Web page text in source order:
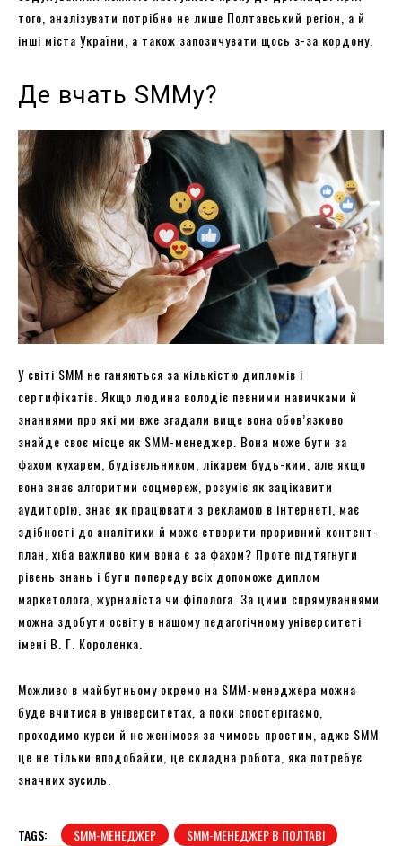
того, аналізувати потрібно не лише Полтавський регіон, а й
інші міста України, а також запозичувати щось з-за кордону.
Де вчать SMMу?
У світі SMM не ганяються за кількістю дипломів і
сертифікатів. Якщо людина володіє певними навичками й
знаннями про які ми вже згадали вище вона обов’язково
знайде своє місце як SMM-менеджер. Вона може бути за
фахом кухарем, будівельником, лікарем будь-ким, але якщо
вона знає алгоритми соцмереж, розуміє як зацікавити
аудиторію, знає як працювати з рекламою в інтернеті, має
здібності до аналітики й може створити проривний контент-
план, хіба важливо ким вона є за фахом? Проте підтягнути
рівень знань і бути попереду всіх допоможе диплом
маркетолога, журналіста чи філолога. За цими спрямуваннями
можна здобути освіту в нашому педагогічному університеті
імені В. Г. Короленка.
Можливо в майбутньому окремо на SMM-менеджера можна
буде вчитися в університетах, а поки спостерігаємо,
проходимо курси й не женімося за чимось простим, адже SMM
це не тільки вподобайки, це складна робота, яка потребує
значних зусиль.
TAGS: SMM-МЕНЕДЖЕР
SMM-МЕНЕДЖЕР В ПОЛТАВІ